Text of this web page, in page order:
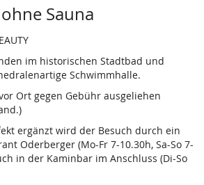
Sauna
im historischen Stadtbad und
Schwimmhalle.
Ort gegen Gebühr ausgeliehen
ergänzt wird der Besuch durch ein
Oderberger (Mo-Fr 7-10.30h, Sa-So 7-
in der Kaminbar im Anschluss (Di-So